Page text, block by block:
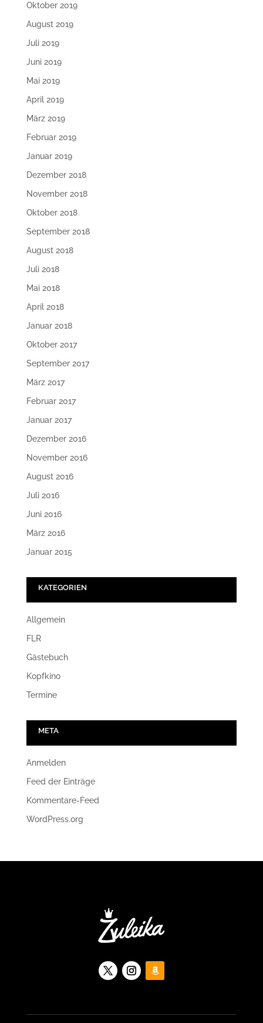
Oktober 2019
August 2019
Juli 2019
Juni 2019
Mai 2019
April 2019
März 2019
Februar 2019
Januar 2019
Dezember 2018
November 2018
Oktober 2018
September 2018
August 2018
Juli 2018
Mai 2018
April 2018
Januar 2018
Oktober 2017
September 2017
März 2017
Februar 2017
Januar 2017
Dezember 2016
November 2016
August 2016
Juli 2016
Juni 2016
März 2016
Januar 2015
KATEGORIEN
Allgemein
FLR
Gästebuch
Kopfkino
Termine
META
Anmelden
Feed der Einträge
Kommentare-Feed
WordPress.org